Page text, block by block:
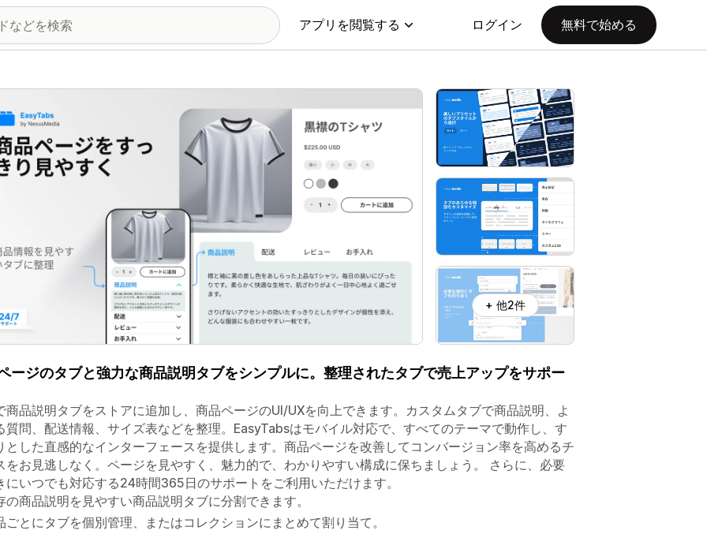
アプリを閲覧する ログイン 無料で始める
画像ギャラリー
+ 他2件
ージのタブと強力な商品説明タブをシンプルに。整理されたタブで売上アップをサポー
商品説明タブをストアに追加し、商品ページのUI/UXを向上できます。カスタムタブで商品説明、よ
質問、配送情報、サイズ表などを整理。EasyTabsはモバイル対応で、すべてのテーマで動作し、す
とした直感的なインターフェースを提供します。商品ページを改善してコンバージョン率を高めるチ
をお見逃しなく。ページを見やすく、魅力的で、わかりやすい構成に保ちましょう。 さらに、必要
にいつでも対応する24時間365日のサポートをご利用いただけます。
の商品説明を見やすい商品説明タブに分割できます。
ごとにタブを個別管理、またはコレクションにまとめて割り当て。